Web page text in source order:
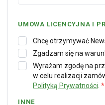
UMOWA LICENCYJNA I
Chcę otrzymywać
Zgadzam się na
Wyrażam zgodę na
w celu realizacji
Polityką Prywatności *
INNE